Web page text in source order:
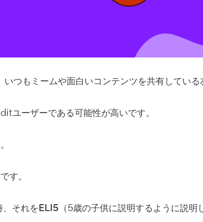
つもミームや面白いコンテンツを共有している
ユーザーである可能性が高いです。
す。
それをELI5 （5歳の子供に説明するように説明